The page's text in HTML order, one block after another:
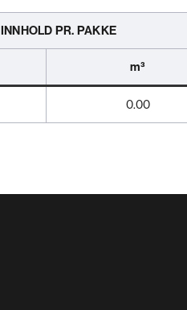
INNHOLD PR. PAKKE
m³
0.00